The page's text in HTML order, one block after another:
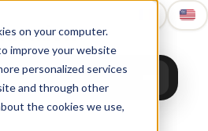
on your computer.
improve your website
personalized services
and through other
the cookies we use,